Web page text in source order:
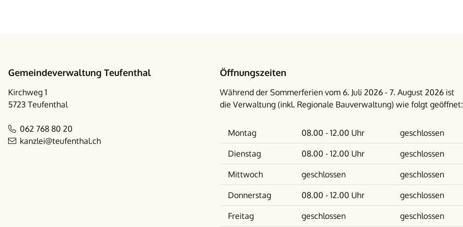
Footer
Gemeindeverwaltung Teufenthal
Kirchweg 1
5723 Teufenthal
062 768 80 20
kanzlei@teufenthal.ch
Öffnungszeiten
Während der Sommerferien vom 6. Juli 2026 - 7. August 2026 ist
die Verwaltung (inkl. Regionale Bauverwaltung) wie folgt geöffnet:
Wochentag Vormittag Nachmittag
Montag 08.00 - 12.00 Uhr geschlossen
Dienstag 08.00 - 12.00 Uhr geschlossen
Mittwoch geschlossen geschlossen
Donnerstag 08.00 - 12.00 Uhr geschlossen
Freitag geschlossen geschlossen